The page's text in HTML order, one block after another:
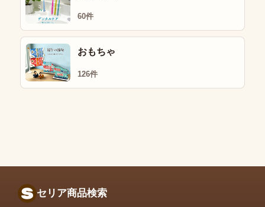
60件
おもちゃ
126件
セリア商品検索